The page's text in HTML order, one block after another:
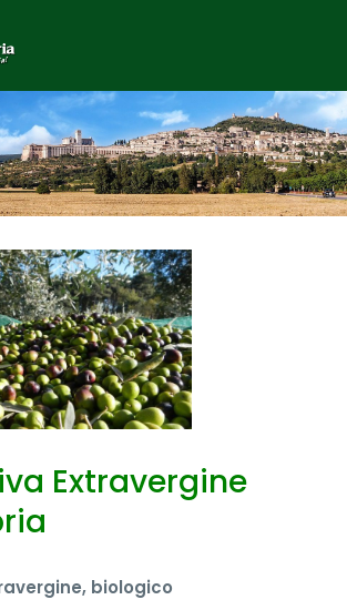
Extravergine
biologico